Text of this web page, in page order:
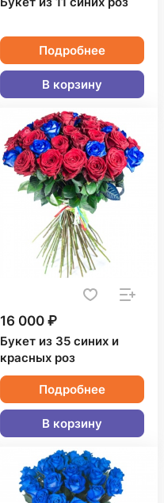
Подробнее
В корзину
16 000 ₽
Букет из 35 синих и
красных роз
Подробнее
В корзину